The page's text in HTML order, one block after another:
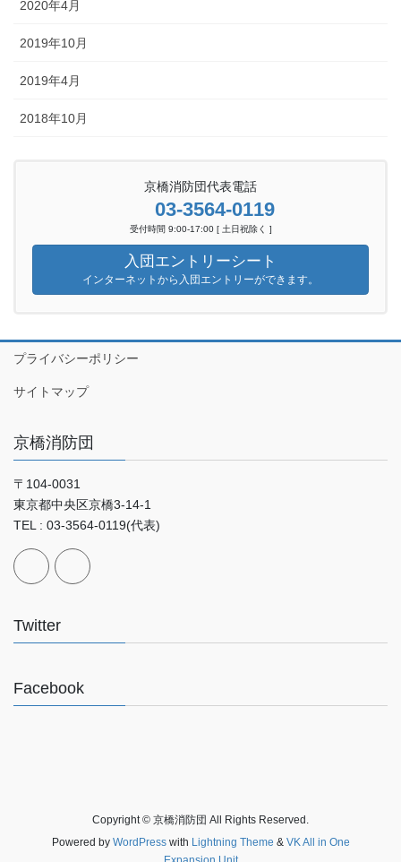
2020年4月
2019年10月
2019年4月
2018年10月
京橋消防団代表電話
03-3564-0119
受付時間 9:00-17:00 [ 土日祝除く ]
入団エントリーシート
インターネットから入団エントリーができます。
プライバシーポリシー
サイトマップ
京橋消防団
〒104-0031
東京都中央区京橋3-14-1
TEL : 03-3564-0119(代表)
Twitter
Facebook
Copyright © 京橋消防団 All Rights Reserved.
Powered by WordPresswith Lightning Theme & VK All in One